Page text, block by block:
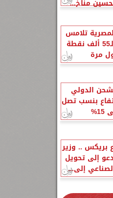
مناخ...
تلامس
مستوى الـ55 ألف نقطة
مرة
الدولي
بنسب تصل
بريكس .. وزير
إلى تحويل
إلى...